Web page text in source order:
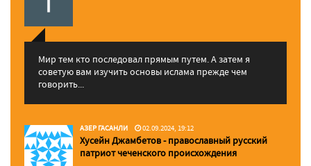
Мир тем кто последовал прямым путем. А затем я
советую вам изучить основы ислама прежде чем
говорить...
АЗЕР ГАСАНЛИ 02.09.2024, 19:12
Хусейн Джамбетов - православный русский
патриот чеченского происхождения